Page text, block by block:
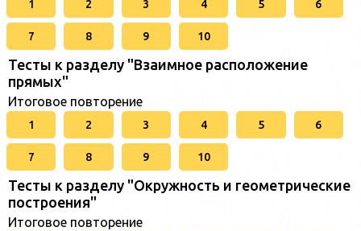
1 2 3 4 5 6
7 8 9 10
Тесты к разделу "Взаимное расположение
прямых"
Итоговое повторение
1 2 3 4 5 6
7 8 9 10
Тесты к разделу "Окружность и геометрические
построения"
Итоговое повторение